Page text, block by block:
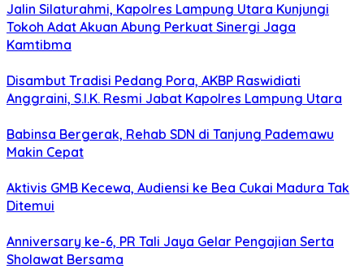
Jalin Silaturahmi, Kapolres Lampung Utara Kunjungi
Tokoh Adat Akuan Abung Perkuat Sinergi Jaga
Kamtibma
Disambut Tradisi Pedang Pora, AKBP Raswidiati
Anggraini, S.I.K. Resmi Jabat Kapolres Lampung Utara
Babinsa Bergerak, Rehab SDN di Tanjung Pademawu
Makin Cepat
Aktivis GMB Kecewa, Audiensi ke Bea Cukai Madura Tak
Ditemui
Anniversary ke-6, PR Tali Jaya Gelar Pengajian Serta
Sholawat Bersama